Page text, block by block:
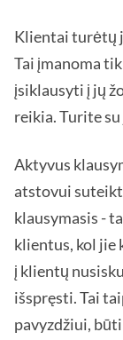
Klientai turėtų
Tai įmanoma
įsiklausyti į jų
reikia. Turite
Aktyvus
atstovui
klausymasis -
klientus, kol jie
į klientų
išspręsti. Tai
pavyzdžiui,